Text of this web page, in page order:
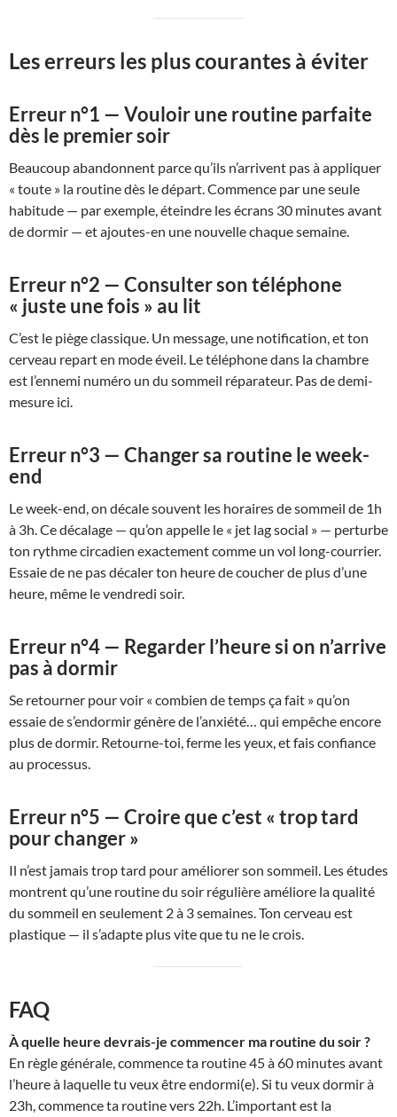
Les erreurs les plus courantes à éviter
Erreur n°1 — Vouloir une routine parfaite
dès le premier soir
Beaucoup abandonnent parce qu’ils n’arrivent pas à appliquer
« toute » la routine dès le départ. Commence par une seule
habitude — par exemple, éteindre les écrans 30 minutes avant
de dormir — et ajoutes-en une nouvelle chaque semaine.
Erreur n°2 — Consulter son téléphone
« juste une fois » au lit
C’est le piège classique. Un message, une notification, et ton
cerveau repart en mode éveil. Le téléphone dans la chambre
est l’ennemi numéro un du sommeil réparateur. Pas de demi-
mesure ici.
Erreur n°3 — Changer sa routine le week-
end
Le week-end, on décale souvent les horaires de sommeil de 1h
à 3h. Ce décalage — qu’on appelle le « jet lag social » — perturbe
ton rythme circadien exactement comme un vol long-courrier.
Essaie de ne pas décaler ton heure de coucher de plus d’une
heure, même le vendredi soir.
Erreur n°4 — Regarder l’heure si on n’arrive
pas à dormir
Se retourner pour voir « combien de temps ça fait » qu’on
essaie de s’endormir génère de l’anxiété… qui empêche encore
plus de dormir. Retourne-toi, ferme les yeux, et fais confiance
au processus.
Erreur n°5 — Croire que c’est « trop tard
pour changer »
Il n’est jamais trop tard pour améliorer son sommeil. Les études
montrent qu’une routine du soir régulière améliore la qualité
du sommeil en seulement 2 à 3 semaines. Ton cerveau est
plastique — il s’adapte plus vite que tu ne le crois.
FAQ
À quelle heure devrais-je commencer ma routine du soir ?
En règle générale, commence ta routine 45 à 60 minutes avant
l’heure à laquelle tu veux être endormi(e). Si tu veux dormir à
23h, commence ta routine vers 22h. L’important est la